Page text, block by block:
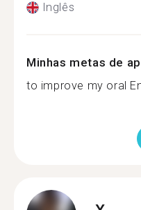
Inglês
Minhas metas de
to improve my oral